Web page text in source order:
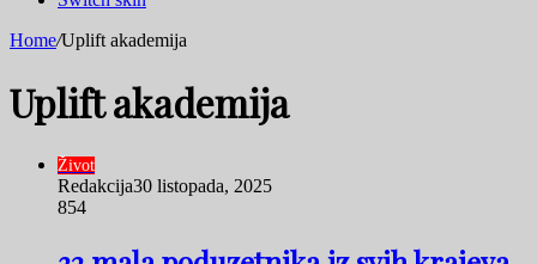
Home/Uplift akademija
Uplift akademija
Život
Redakcija30 listopada, 2025
854